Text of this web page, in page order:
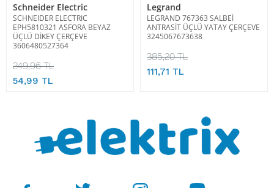
Schneider Electric
SCHNEIDER ELECTRIC
EPH5810321 ASFORA BEYAZ
ÜÇLÜ DİKEY ÇERÇEVE
3606480527364
249,96 TL
54,99 TL
Legrand
LEGRAND 767363 SALBEİ
ANTRASİT ÜÇLÜ YATAY ÇERÇEVE
3245067673638
385,20 TL
111,71 TL